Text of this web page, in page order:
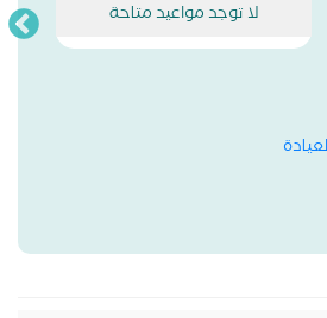
لا توجد مواعيد متاحة